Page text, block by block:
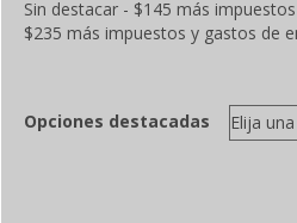
precios:
$145.00
Sin destacar - $145 más
$235 más impuestos y gastos de
Opciones destacadas